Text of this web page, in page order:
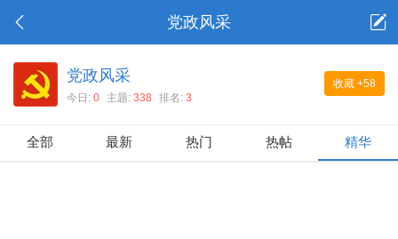
党政风采
收藏 +58
党政风采
今日: 0 主题: 338 排名: 3
全部 最新 热门 热帖 精华